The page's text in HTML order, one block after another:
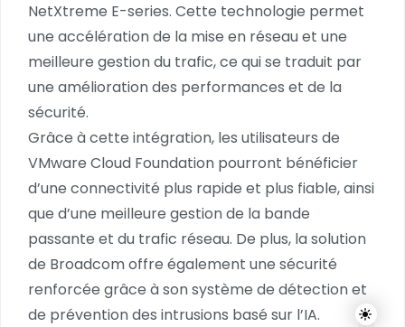
NetXtreme E-series. Cette technologie permet
une accélération de la mise en réseau et une
meilleure gestion du trafic, ce qui se traduit par
une amélioration des performances et de la
sécurité.
Grâce à cette intégration, les utilisateurs de
VMware Cloud Foundation pourront bénéficier
d’une connectivité plus rapide et plus fiable, ainsi
que d’une meilleure gestion de la bande
passante et du trafic réseau. De plus, la solution
de Broadcom offre également une sécurité
renforcée grâce à son système de détection et
de prévention des intrusions basé sur l’IA.